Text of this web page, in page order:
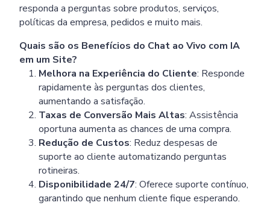
responda a perguntas sobre produtos, serviços,
políticas da empresa, pedidos e muito mais.
Quais são os Benefícios do Chat ao Vivo com IA
em um Site?
Melhora na Experiência do Cliente: Responde
rapidamente às perguntas dos clientes,
aumentando a satisfação.
Taxas de Conversão Mais Altas: Assistência
oportuna aumenta as chances de uma compra.
Redução de Custos: Reduz despesas de
suporte ao cliente automatizando perguntas
rotineiras.
Disponibilidade 24/7: Oferece suporte contínuo,
garantindo que nenhum cliente fique esperando.